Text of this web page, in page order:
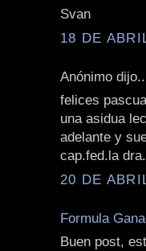
Svan
18 DE
Anónimo
felices
una asidua
adelante y
cap.fed.la
20 DE
Formula
Buen post,